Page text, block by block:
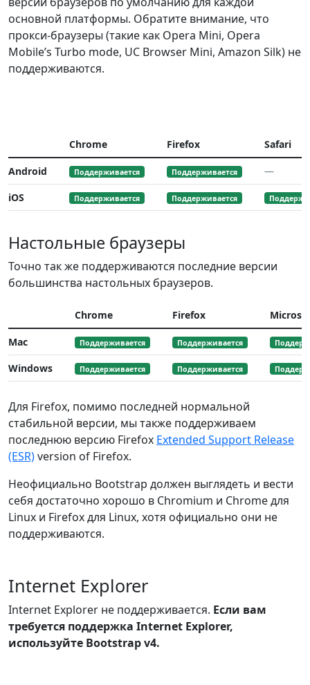
основной платформы. Обратите внимание, что
прокси-браузеры (такие как Opera Mini, Opera
Mobile’s Turbo mode, UC Browser Mini, Amazon Silk) не
поддерживаются.
Chrome Firefox Safari
Android Поддерживается Поддерживается
—
iOS
Поддерживается Поддерживается
Настольные браузеры
Точно так же поддерживаются последние версии
большинства настольных браузеров.
Chrome Firefox
Mac Поддерживается Поддерживается
Windows Поддерживается Поддерживается
Для Firefox, помимо последней нормальной
стабильной версии, мы также поддерживаем
последнюю версию Firefox Extended Support Release
(ESR)version of Firefox.
Неофициально Bootstrap должен выглядеть и вести
себя достаточно хорошо в Chromium и Chrome для
Linux и Firefox для Linux, хотя официально они не
поддерживаются.
Internet Explorer
Internet Explorer не поддерживается. Если вам
требуется поддержка Internet Explorer,
используйте Bootstrap v4.